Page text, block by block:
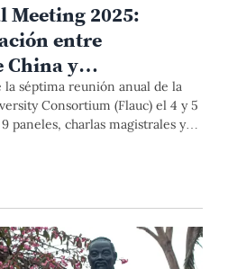
Meeting 2025:
entre
China y
un desarrollo
séptima reunión anual de la
Consortium (Flauc) el 4 y 5
paneles, charlas magistrales y
de las 17 universidades